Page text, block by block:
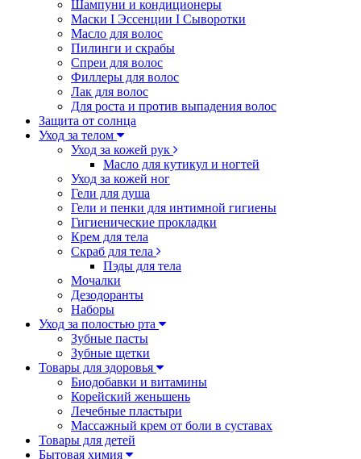
Шампуни и кондиционеры
Маски I Эссенции I Сыворотки
Масло для волос
Пилинги и скрабы
Спреи для волос
Филлеры для волос
Лак для волос
Для роста и против выпадения волос
Защита от солнца
Уход за телом
Уход за кожей рук
Масло для кутикул и ногтей
Уход за кожей ног
Гели для душа
Гели и пенки для интимной гигиены
Гигиенические прокладки
Крем для тела
Скраб для тела
Пэды для тела
Мочалки
Дезодоранты
Наборы
Уход за полостью рта
Зубные пасты
Зубные щетки
Товары для здоровья
Биодобавки и витамины
Корейский женьшень
Лечебные пластыри
Массажный крем от боли в суставах
Товары для детей
Бытовая химия